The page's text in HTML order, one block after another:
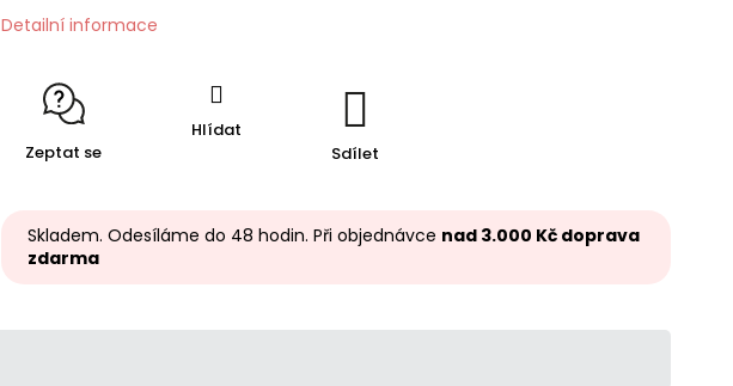
Detailní informace
Zeptat se
Hlídat
Sdílet
Skladem. Odesíláme do 48 hodin. Při objednávce nad 3.000 Kč doprava
zdarma